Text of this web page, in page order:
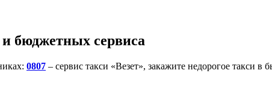
бюджетных сервиса
0807 – сервис такси «Везет», закажите недорогое такси